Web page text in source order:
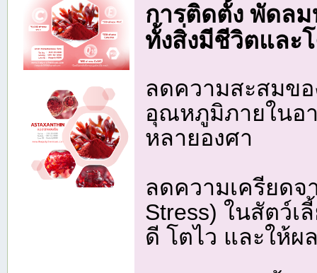
การติดตั้ง พัดล
ทั้งสิ่งมีชีวิตและ
ลดความสะสมข
อุณหภูมิภายในอา
หลายองศา
ลดความเครียดจ
Stress) ในสัตว์เ
ดี โตไว และให้ผ